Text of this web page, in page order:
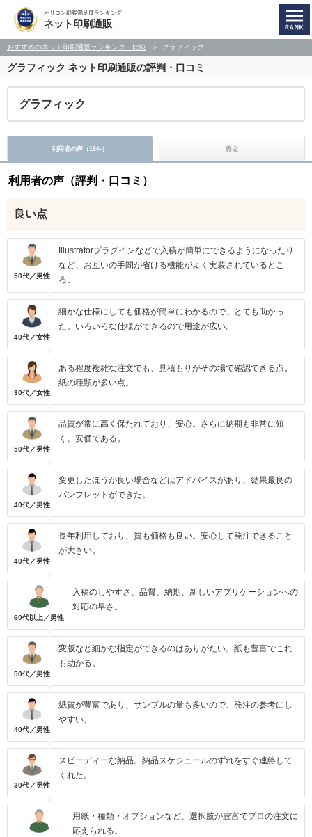
オリコン顧客満足度ランキング
ネット印刷通販
おすすめのネット印刷通販ランキング・比較 グラフィック
グラフィック ネット印刷通販の評判・口コミ
グラフィック
利用者の声（18件） 得点
利用者の声（評判・口コミ）
良い点
50代／男性
Illustratorプラグインなどで入稿が簡単にできるようになったり
など、お互いの手間が省ける機能がよく実装されているとこ
ろ。
40代／女性
細かな仕様にしても価格が簡単にわかるので、とても助かっ
た。いろいろな仕様ができるので用途が広い。
30代／女性
ある程度複雑な注文でも、見積もりがその場で確認できる点。
紙の種類が多い点。
50代／男性
品質が常に高く保たれており、安心。さらに納期も非常に短
く、安価である。
40代／男性
変更したほうが良い場合などはアドバイスがあり、結果最良の
パンフレットができた。
40代／男性
長年利用しており、質も価格も良い。安心して発注できること
が大きい。
60代以上／男性
入稿のしやすさ、品質、納期、新しいアプリケーションへの
対応の早さ。
50代／男性
変版など細かな指定ができるのはありがたい。紙も豊富でこれ
も助かる。
40代／男性
紙質が豊富であり、サンプルの量も多いので、発注の参考にし
やすい。
30代／男性
スピーディーな納品。納品スケジュールのずれをすぐ連絡して
くれた。
用紙・種類・オプションなど、選択肢が豊富でプロの注文に
応えられる。